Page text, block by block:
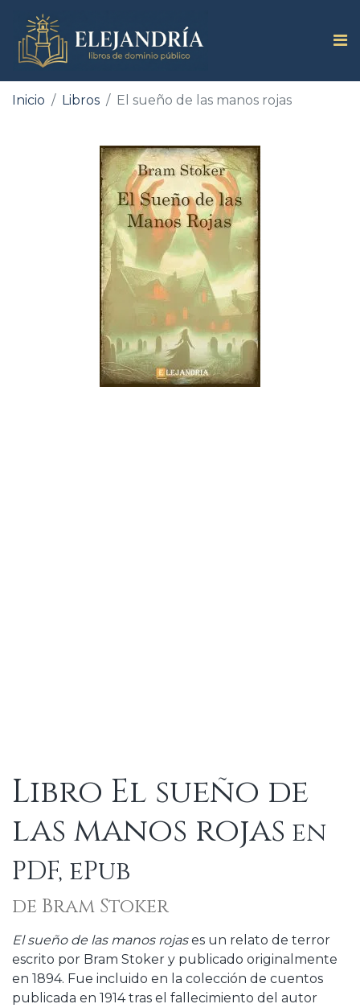
Inicio Libros El sueño de las manos rojas
Libro El sueño de
las manos rojas en
PDF, ePub
de Bram Stoker
El sueño de las manos rojases un relato de terror
escrito por Bram Stoker y publicado originalmente
en 1894. Fue incluido en la colección de cuentos
publicada en 1914 tras el fallecimiento del autor